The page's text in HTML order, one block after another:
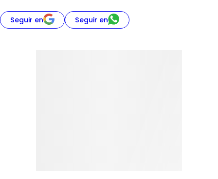
Seguir en Seguir en